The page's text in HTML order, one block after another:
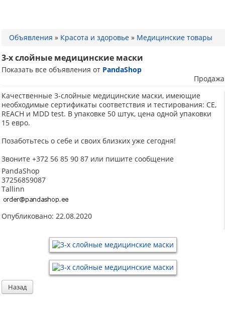
Объявления » Красота и здоровье » Медицинские товары
3-x слойные медицинские маски
Показать все объявления от PandaShop
Продажа
Качественные 3-слойные медицинские маски, имеющие
необходимые сертификаты соответствия и тестирования: CE,
REACH и MDD test. В упаковке 50 штук, цена одной упаковки
15 евро.
Позаботьтесь о себе и своих близких уже сегодня!
Звоните +372 56 85 90 87 или пишите сообщение
PandaShop
37256859087
Tallinn
Опубликовано: 22.08.2020
Назад